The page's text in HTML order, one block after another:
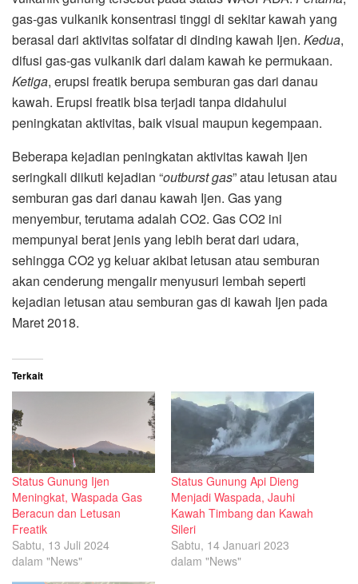
gas-gas vulkanik konsentrasi tinggi di sekitar kawah yang
berasal dari aktivitas solfatar di dinding kawah Ijen. Kedua,
difusi gas-gas vulkanik dari dalam kawah ke permukaan.
Ketiga, erupsi freatik berupa semburan gas dari danau
kawah. Erupsi freatik bisa terjadi tanpa didahului
peningkatan aktivitas, baik visual maupun kegempaan.
Beberapa kejadian peningkatan aktivitas kawah Ijen
seringkali diikuti kejadian “outburst gas” atau letusan atau
semburan gas dari danau kawah Ijen. Gas yang
menyembur, terutama adalah CO2. Gas CO2 ini
mempunyai berat jenis yang lebih berat dari udara,
sehingga CO2 yg keluar akibat letusan atau semburan
akan cenderung mengalir menyusuri lembah seperti
kejadian letusan atau semburan gas di kawah Ijen pada
Maret 2018.
Terkait
Status Gunung Ijen
Meningkat, Waspada Gas
Beracun dan Letusan
Freatik
Sabtu, 13 Juli 2024
dalam "News"
Status Gunung Api Dieng
Menjadi Waspada, Jauhi
Kawah Timbang dan Kawah
Sileri
Sabtu, 14 Januari 2023
dalam "News"